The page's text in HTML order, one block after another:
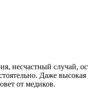
несчастный случай,
Даже
от медиков.